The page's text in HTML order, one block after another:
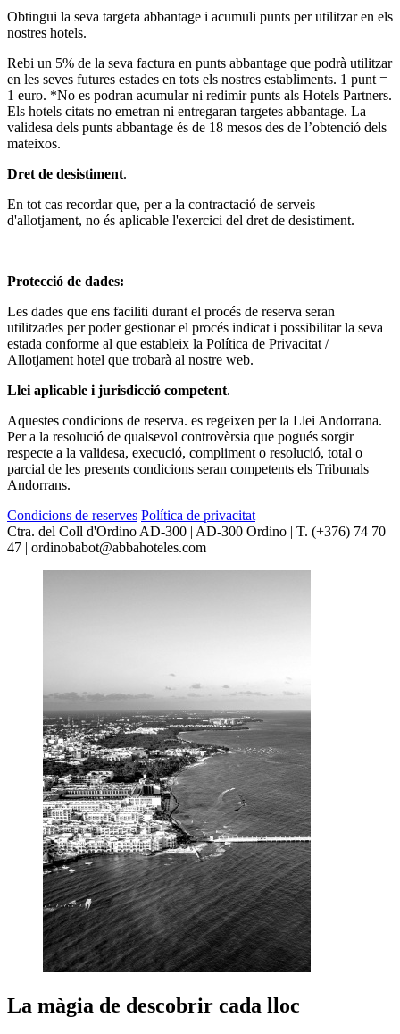
Obtingui la seva targeta abbantage i acumuli punts per utilitzar en els
nostres hotels.
Rebi un 5% de la seva factura en punts abbantage que podrà utilitzar
en les seves futures estades en tots els nostres establiments. 1 punt =
1 euro. *No es podran acumular ni redimir punts als Hotels Partners.
Els hotels citats no emetran ni entregaran targetes abbantage. La
validesa dels punts abbantage és de 18 mesos des de l’obtenció dels
mateixos.
Dret de desistiment.
En tot cas recordar que, per a la contractació de serveis
d'allotjament, no és aplicable l'exercici del dret de desistiment.
Protecció de dades:
Les dades que ens faciliti durant el procés de reserva seran
utilitzades per poder gestionar el procés indicat i possibilitar la seva
estada conforme al que estableix la Política de Privacitat /
Allotjament hotel que trobarà al nostre web.
Llei aplicable i jurisdicció competent.
Aquestes condicions de reserva. es regeixen per la Llei Andorrana.
Per a la resolució de qualsevol controvèrsia que pogués sorgir
respecte a la validesa, execució, compliment o resolució, total o
parcial de les presents condicions seran competents els Tribunals
Andorrans.
Condicions de reserves Política de privacitat
Ctra. del Coll d'Ordino AD-300 | AD-300 Ordino | T. (+376) 74 70
47 | ordinobabot@abbahoteles.com
La màgia de descobrir cada lloc